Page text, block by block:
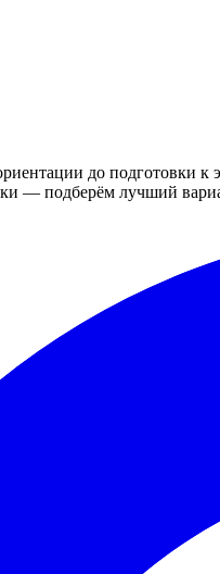
до подготовки к
— подберём лучший